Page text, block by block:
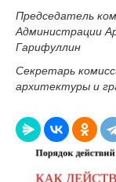
Председатель
Администрации
Гарифуллин
Секретарь
архитектуры и